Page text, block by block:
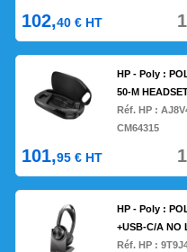
102,40 € HT
HP - Poly :
50-M
Réf. HP :
CM64315
101,95 € HT
HP - Poly :
+USB-C/A NO
Réf. HP :